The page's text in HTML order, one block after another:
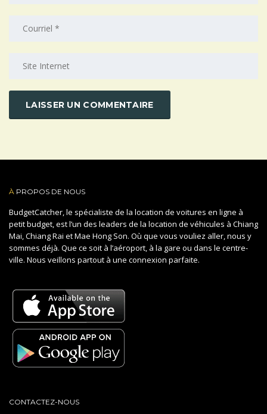
À PROPOS DE NOUS
BudgetCatcher, le spécialiste de la location de voitures en ligne à
petit budget, est l’un des leaders de la location de véhicules à Chiang
Mai, Chiang Rai et Mae Hong Son. Où que vous vouliez aller, nous y
sommes déjà. Que ce soit à l’aéroport, à la gare ou dans le centre-
ville. Nous veillons partout à une connexion parfaite.
CONTACTEZ-NOUS